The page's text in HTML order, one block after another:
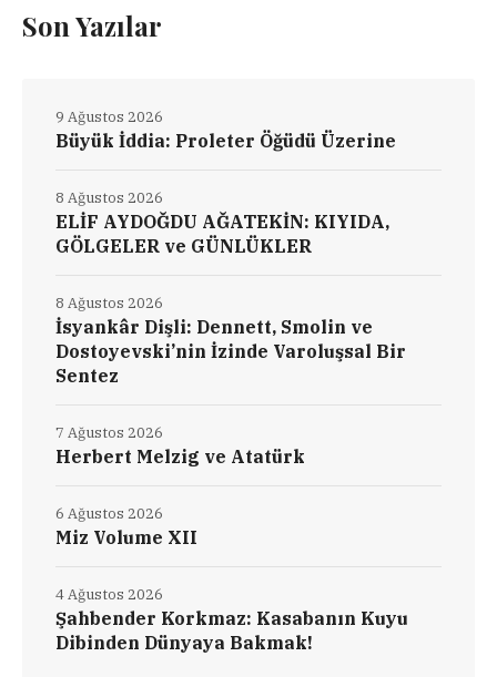
Son Yazılar
Büyük İddia: Proleter Öğüdü Üzerine
9 Ağustos 2026
ELİF AYDOĞDU AĞATEKİN: KIYIDA,
GÖLGELER ve GÜNLÜKLER
8 Ağustos 2026
İsyankâr Dişli: Dennett, Smolin ve
Dostoyevski’nin İzinde Varoluşsal Bir
Sentez
8 Ağustos 2026
Herbert Melzig ve Atatürk
7 Ağustos 2026
Miz Volume XII
6 Ağustos 2026
Şahbender Korkmaz: Kasabanın Kuyu
Dibinden Dünyaya Bakmak!
4 Ağustos 2026